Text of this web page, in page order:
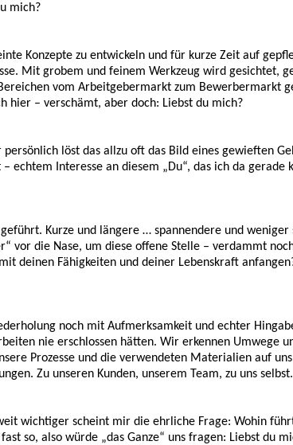
mich?
Konzepte zu entwickeln und für kurze Zeit auf
Mit grobem und feinem Werkzeug wird
vom Arbeitgebermarkt zum Bewerbermarkt
hier – verschämt, aber doch: Liebst du mich?
löst das allzu oft das Bild eines gewieften
Interesse an diesem „Du“, das ich da
Kurze und längere … spannendere und
vor die Nase, um diese offene Stelle – verdammt
mit deinen Fähigkeiten und deiner Lebenskraft
noch mit Aufmerksamkeit und echter
nie erschlossen hätten. Wir erkennen Umwege
Prozesse und die verwendeten Materialien auf
Zu unseren Kunden, unserem Team, zu uns selbst.
wichtiger scheint mir die ehrliche Frage: Wohin
so, also würde „das Ganze“ uns fragen: Liebst du